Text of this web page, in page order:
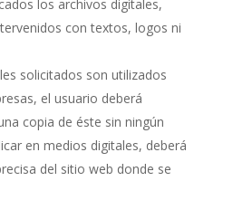
los archivos digitales,
con textos, logos ni
solicitados son utilizados
el usuario deberá
copia de éste sin ningún
en medios digitales, deberá
del sitio web donde se